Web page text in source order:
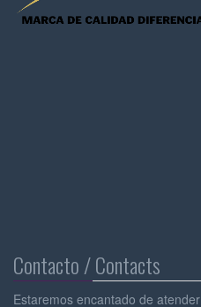
Contacto / Contacts
Estaremos encantado de atender